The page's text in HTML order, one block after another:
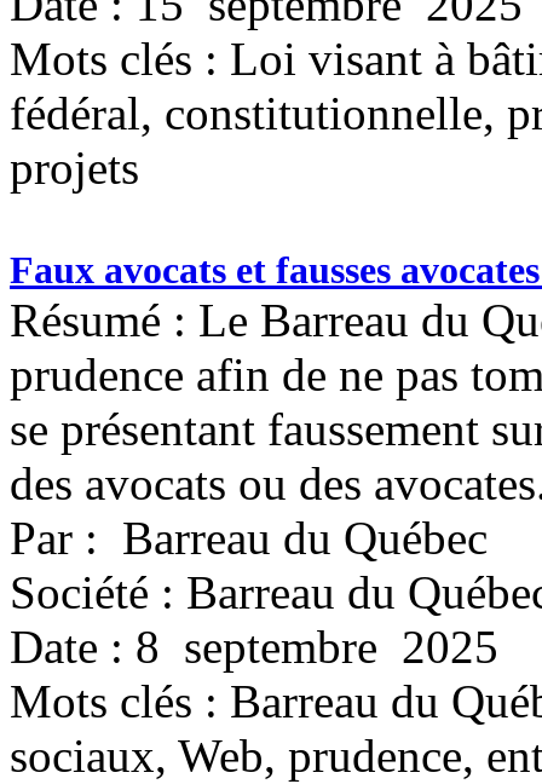
Mots clés : Loi visant à
fédéral, constitutionnelle,
projets
Faux avocats et fausses
Résumé : Le Barreau du
prudence afin de ne pas
se présentant faussement
des avocats ou des
Par : Barreau du Québec
Société : Barreau du
Date : 8 septembre 2025
Mots clés : Barreau du
sociaux, Web, prudence,